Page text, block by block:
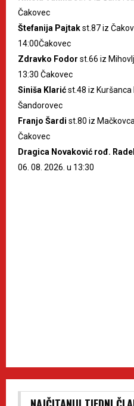
Čakovec
Štefanija Pajtakst.87 iz
14:00Čakovec
Zdravko Fodor st.66 iz
13:30 Čakovec
Siniša Klarićst.48 iz Kuršanca
Šandorovec
Franjo Šardi st.80 iz
Čakovec
Dragica Novaković rođ.
06. 08. 2026. u 13:30